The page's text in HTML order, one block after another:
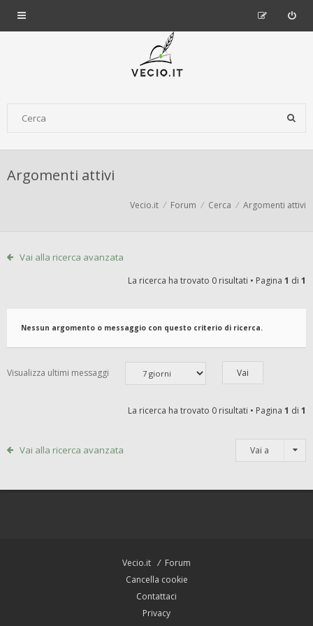
Argomenti attivi
Vecio.it Forum Cerca Argomenti attivi
Vai alla ricerca avanzata
La ricerca ha trovato 0 risultati • Pagina 1 di 1
Nessun argomento o messaggio con questo criterio di ricerca.
Visualizza ultimi messaggi
La ricerca ha trovato 0 risultati • Pagina 1 di 1
Vai alla ricerca avanzata Vai a
Vecio.it
Forum
Cancella cookie
Contattaci
Privacy